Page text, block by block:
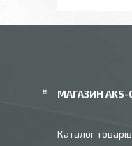
МАГАЗИН AKS-
Каталог товарів